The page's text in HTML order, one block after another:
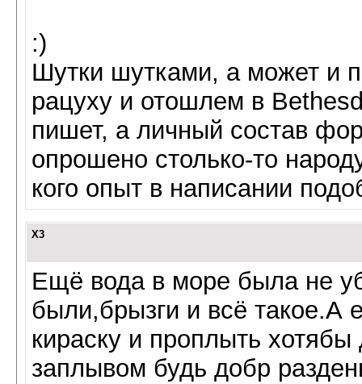
:)
Шутки шутками, а может и
рацуху и отошлем в
пишет, а личный состав
опрошено столько-то
кого опыт в написании
X3
Ещё вода в море была не
были,брызги и всё такое.А
кираску и проплыть
заплывом будь добр